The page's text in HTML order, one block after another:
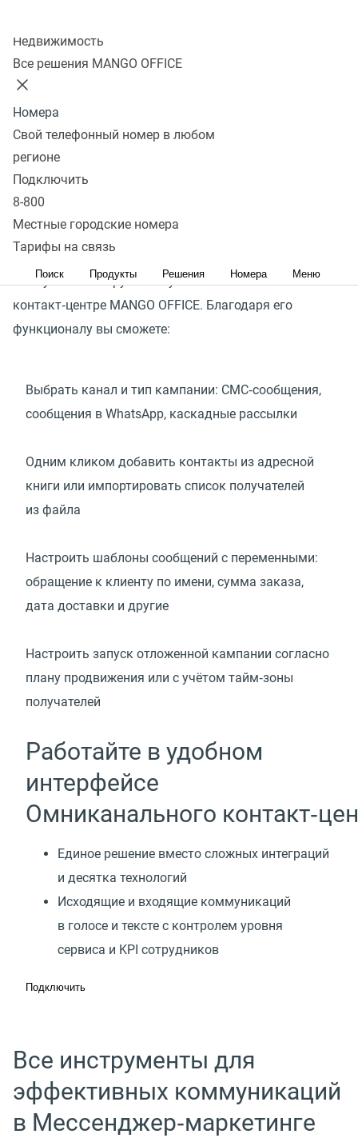
Недвижимость
Все решения MANGO OFFICE
Номера
Свой телефонный номер в любом
регионе
Подключить
8-800
Местные городские номера
Тарифы на связь
Поиск Продукты Решения Номера Меню
с клиентами в мессенджерах, становятся очевидны
недостатки массовых веерных рассылок.
Стандартные обезличенные сообщения и навязчивая
частота только отталкивают, особенно если
их содержание не соответствует интересам клиентов.
Мессенджер‑маркетинг MANGO OFFICE позволит легко
создавать рассылки на большую базу контактов
и анализировать эффективность этих кампаний. Вам
не потребуется интеграций со сторонними сервисами:
все нужные инструменты уже есть в Омниканальном
контакт‑центре MANGO OFFICE. Благодаря его
функционалу вы сможете:
Выбрать канал и тип кампании: СМС‑сообщения,
сообщения в WhatsApp, каскадные рассылки
Одним кликом добавить контакты из адресной
книги или импортировать список получателей
из файла
Настроить шаблоны сообщений с переменными:
обращение к клиенту по имени, сумма заказа,
дата доставки и другие
Настроить запуск отложенной кампании согласно
плану продвижения или с учётом тайм‑зоны
получателей
Работайте в удобном
интерфейсе
Омниканального
Единое решение вместо сложных интеграций
и десятка технологий
Исходящие и входящие коммуникаций
в голосе и тексте с контролем уровня
сервиса и KPI сотрудников
Подключить
Все инструменты для
эффективных коммуникаций
в Мессенджер‑маркетинге